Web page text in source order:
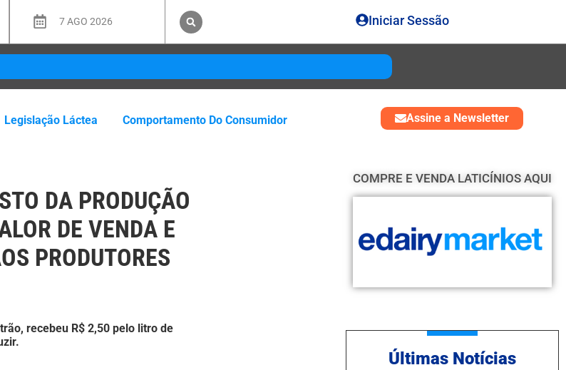
7 AGO 2026 Iniciar Sessão
Legislação Láctea Comportamento Do Consumidor Assine a Newsletter
DA PRODUÇÃO
DE VENDA E
PRODUTORES
recebeu R$ 2,50 pelo litro de
COMPRE E VENDA LATICÍNIOS AQUI
Ú ltimas Notícias